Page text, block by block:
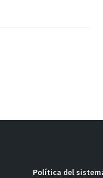
Política del